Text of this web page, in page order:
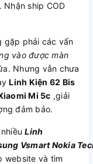
ship COD
gặp phải các vấn
vào được màn
Nhưng vẫn chưa
Linh Kiện 62 Bis
Mi 5c ,giải
đảm bảo.
Linh
Vsmart Nokia
website và tìm